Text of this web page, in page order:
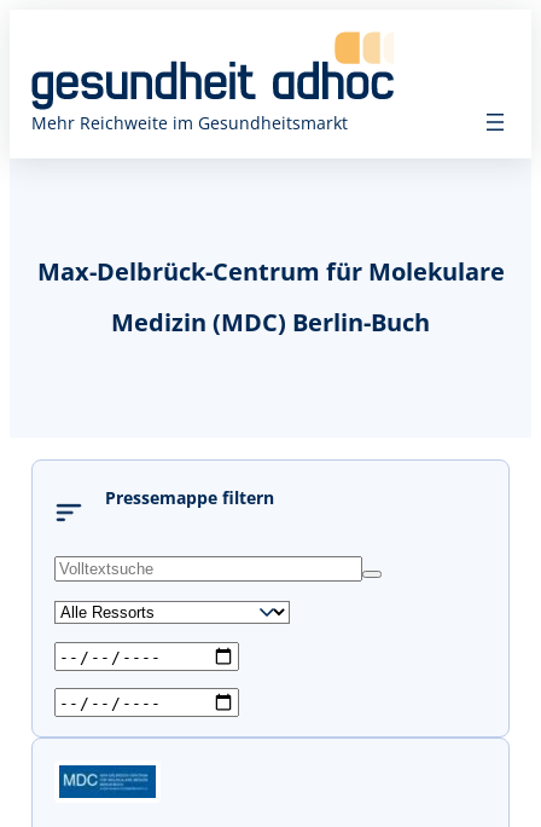
Mehr Reichweite im Gesundheitsmarkt
Max-Delbrück-Centrum für Molekulare
Medizin (MDC) Berlin-Buch
Pressemappe filtern
s